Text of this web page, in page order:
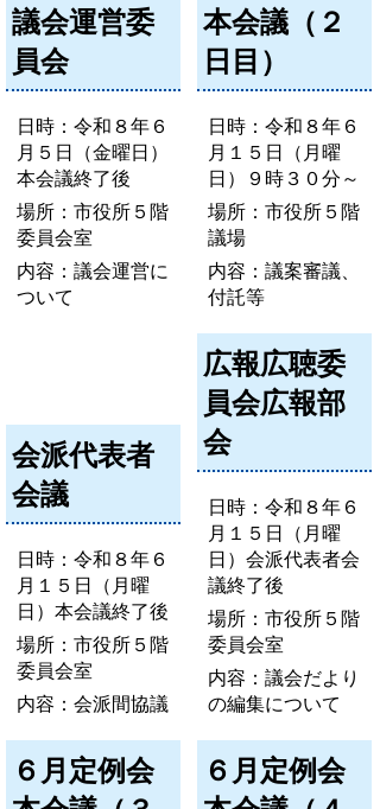
議会運営委
員会
日時：令和８年６
月５日（金曜日）
本会議終了後
場所：市役所５階
委員会室
内容：議会運営に
ついて
本会議（２
日目）
日時：令和８年６
月１５日（月曜
日）９時３０分～
場所：市役所５階
議場
内容：議案審議、
付託等
会派代表者
会議
日時：令和８年６
月１５日（月曜
日）本会議終了後
場所：市役所５階
委員会室
内容：会派間協議
広報広聴委
員会広報部
会
日時：令和８年６
月１５日（月曜
日）会派代表者会
議終了後
場所：市役所５階
委員会室
内容：議会だより
の編集について
６月定例会
６月定例会